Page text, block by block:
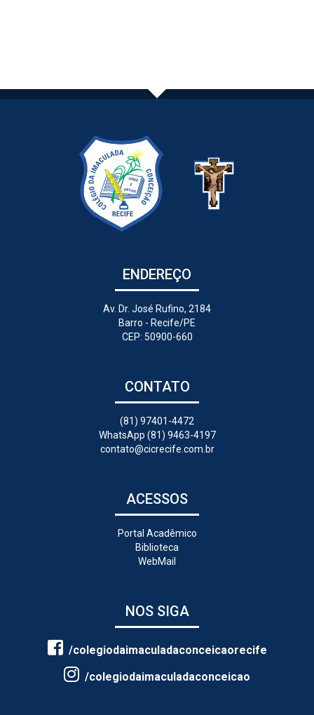
ENDEREÇO
Av. Dr. José Rufino, 2184
Barro - Recife/PE
CEP: 50900-660
CONTATO
(81) 97401-4472
WhatsApp (81) 9463-4197
contato@cicrecife.com.br
ACESSOS
Portal Acadêmico
Biblioteca
WebMail
NOS SIGA
/colegiodaimaculadaconceicaorecife
/colegiodaimaculadaconceicao